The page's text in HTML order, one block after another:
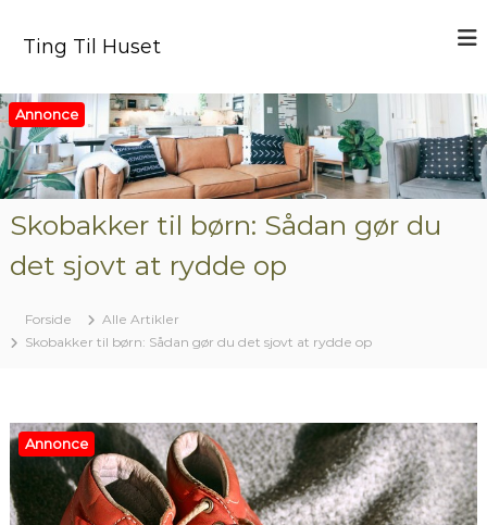
r
e
t
i
l
Ting Til Huset
Annonce
Skobakker til børn: Sådan gør du
det sjovt at rydde op
Forside
Alle Artikler
Skobakker til børn: Sådan gør du det sjovt at rydde op
Annonce